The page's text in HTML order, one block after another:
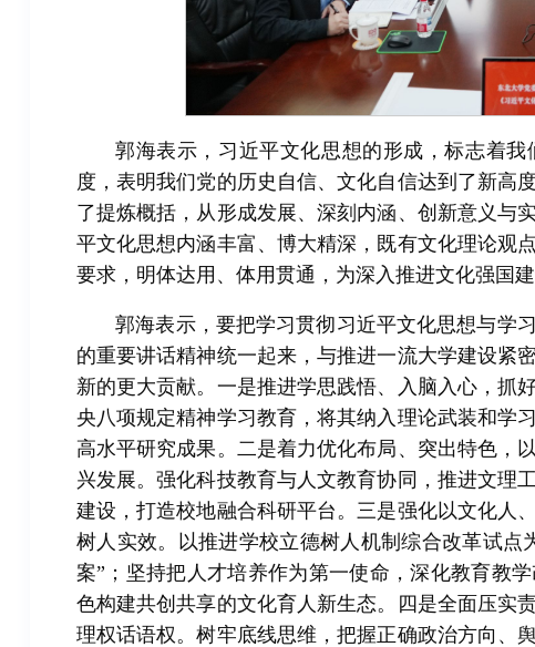
郭海表示，习近平文化思想的形成，标志着
度，表明我们党的历史自信、文化自信达到了新高
了提炼概括，从形成发展、深刻内涵、创新意义与
平文化思想内涵丰富、博大精深，既有文化理论观
要求，明体达用、体用贯通，为深入推进文化强国建
郭海表示，要把学习贯彻习近平文化思想与学
的重要讲话精神统一起来，与推进一流大学建设紧
新的更大贡献。一是推进学思践悟、入脑入心，抓
央八项规定精神学习教育，将其纳入理论武装和学
高水平研究成果。二是着力优化布局、突出特色，
兴发展。强化科技教育与人文教育协同，推进文理
建设，打造校地融合科研平台。三是强化以文化人
树人实效。以推进学校立德树人机制综合改革试
案”；坚持把人才培养作为第一使命，深化教育教
色构建共创共享的文化育人新生态。四是全面压实
理权话语权。树牢底线思维，把握正确政治方向、